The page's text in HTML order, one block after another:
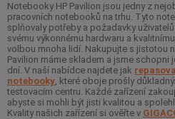
Notebooky HP Pavilion jsou jedny z
pracovních notebooků na trhu. Tyto
splňovaly potřeby a požadavky
svému výkonnému hardwaru a
volbou mnoha lidí. Nakupujte s jistotou
Pavilion máme skladem a jsme schopni
dní. V naší nabídce najdete jak
notebooky, které oboje prošly
testovacím centru. Každé zařízení
abyste si mohli být jisti kvalitou a
Kvality našich zařízení si ověřte v